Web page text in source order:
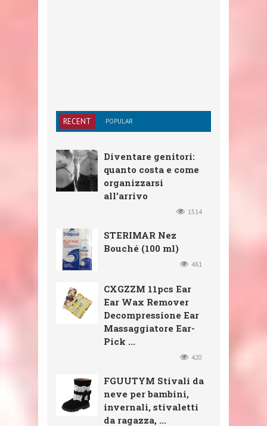
RECENT POPULAR
Diventare genitori:
quanto costa e come
organizzarsi
all’arrivo
1514
STERIMAR Nez
Bouché (100 ml)
481
CXGZZM 11pcs Ear
Ear Wax Remover
Decompressione Ear
Massaggiatore Ear-
Pick ...
420
FGUUTYM Stivali da
neve per bambini,
invernali, stivaletti
da ragazza, ...